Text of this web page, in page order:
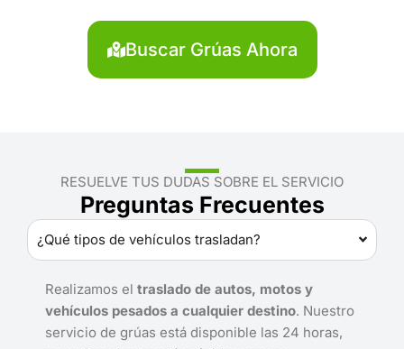
Buscar Grúas Ahora
RESUELVE TUS DUDAS SOBRE EL SERVICIO
Preguntas Frecuentes
¿Qué tipos de vehículos trasladan?
Realizamos el traslado de autos, motos y
vehículos pesados a cualquier destino. Nuestro
servicio de grúas está disponible las 24 horas,